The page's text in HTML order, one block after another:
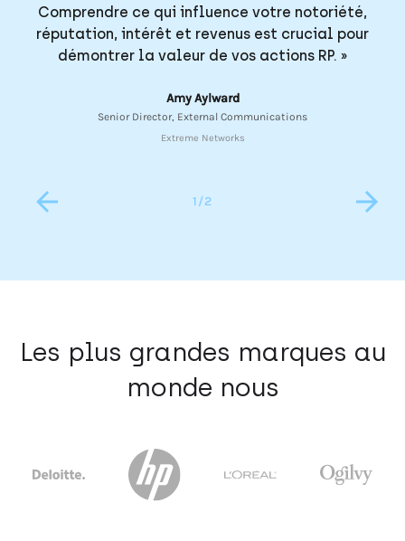
Comprendre ce qui influence votre notoriété,
réputation, intérêt et revenus est crucial pour
démontrer la valeur de vos actions RP. »
Amy Aylward
Senior Director, External Communications
Extreme Networks
1/2
Les plus grandes marques au
monde nous